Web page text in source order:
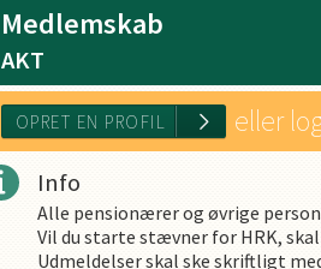
Medlemskab
AKT
OPRET EN PROFIL
eller
Info
Alle pensionærer og øvrige
Vil du starte stævner for HRK,
Udmeldelser skal ske skriftligt